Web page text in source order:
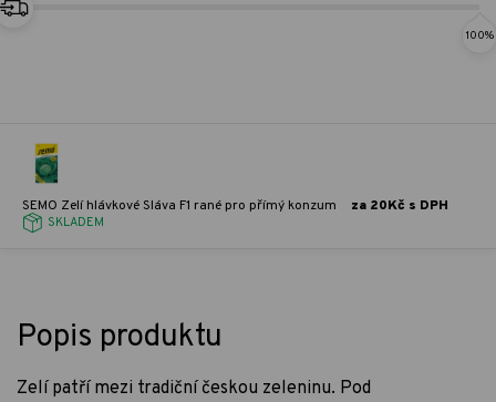
100%
SEMO Zelí hlávkové Sláva F1 rané pro přímý konzum za 20Kč s DPH
SKLADEM
Popis produktu
Zelí patří mezi tradiční českou zeleninu. Pod